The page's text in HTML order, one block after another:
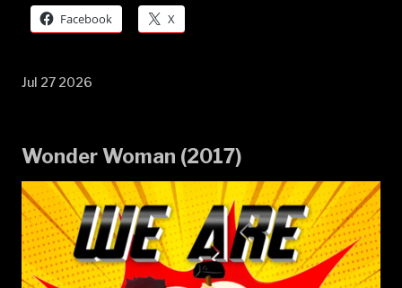
Facebook X
Jul 27 2026
Wonder Woman (2017)